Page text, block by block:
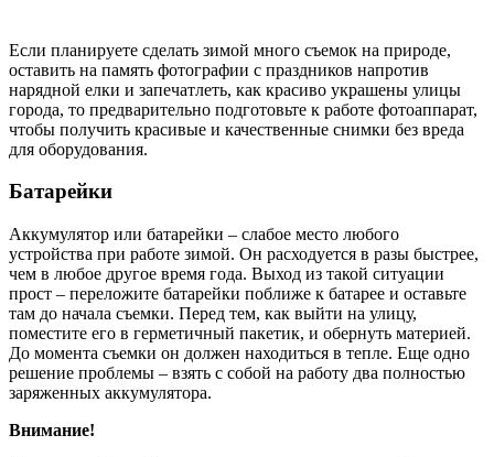
Если планируете сделать зимой много съемок на природе,
оставить на память фотографии с праздников напротив
нарядной елки и запечатлеть, как красиво украшены улицы
города, то предварительно подготовьте к работе фотоаппарат,
чтобы получить красивые и качественные снимки без вреда
для оборудования.
Батарейки
Аккумулятор или батарейки – слабое место любого
устройства при работе зимой. Он расходуется в разы быстрее,
чем в любое другое время года. Выход из такой ситуации
прост – переложите батарейки поближе к батарее и оставьте
там до начала съемки. Перед тем, как выйти на улицу,
поместите его в герметичный пакетик, и обернуть материей.
До момента съемки он должен находиться в тепле. Еще одно
решение проблемы – взять с собой на работу два полностью
заряженных аккумулятора.
Внимание!